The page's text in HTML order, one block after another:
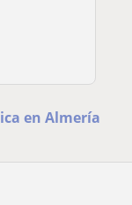
en Almería